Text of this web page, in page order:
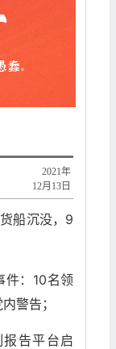
2021年
12月13日
船沉没，9
件：10名领
警告；
告平台启